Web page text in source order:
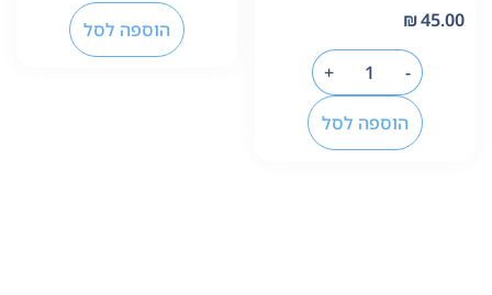
₪45.00
-
+
הוספה לסל
הוספה לסל